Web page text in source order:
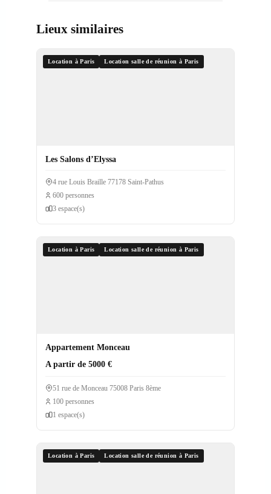
Lieux similaires
Location à Paris Location salle de réunion à Paris
Les Salons d’Elyssa
4 rue Louis Braille 77178 Saint-Pathus
600 personnes
3 espace(s)
Location à Paris Location salle de réunion à Paris
Appartement Monceau
A partir de 5000 €
51 rue de Monceau 75008 Paris 8ème
100 personnes
1 espace(s)
Location à Paris Location salle de réunion à Paris